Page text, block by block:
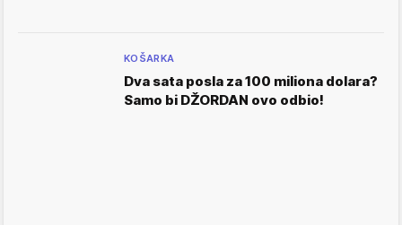
KOŠARKA
Dva sata posla za 100 miliona dolara?
Samo bi DŽORDAN ovo odbio!